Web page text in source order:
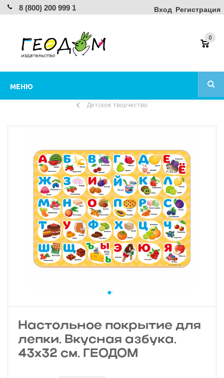
8 (800) 200 999 1 Вход Регистрация
МЕНЮ
0
Детское творчество
Настольное покрытие для
лепки. Вкусная азбука.
43х32 см. ГЕОДОМ